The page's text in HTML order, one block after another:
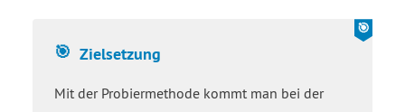
subscript
squared
Zielsetzung
Mit der Probiermethode kommt man bei der